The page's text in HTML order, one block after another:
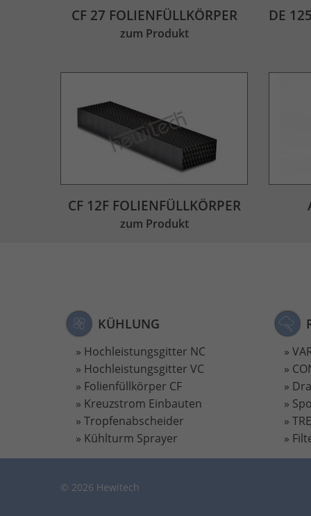
CF 27 FOLIENFÜLLKÖRPER
zum Produkt
DE
CF 12F FOLIENFÜLLKÖRPER
zum Produkt
KÜHLUNG
Hochleistungsgitter NC
Hochleistungsgitter VC
Folienfüllkörper CF
Kreuzstrom Einbauten
Tropfenabscheider
Kühlturm Sprayer
© 2026 Hewitech